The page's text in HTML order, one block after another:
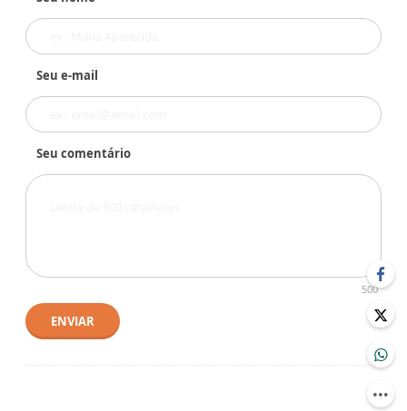
Seu e-mail
Seu comentário
500
ENVIAR